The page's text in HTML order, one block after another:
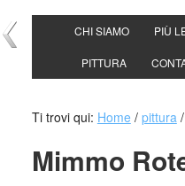
CHI SIAMO PIÙ
PITTURA
Ti trovi qui: Home / pittura /
Mimmo